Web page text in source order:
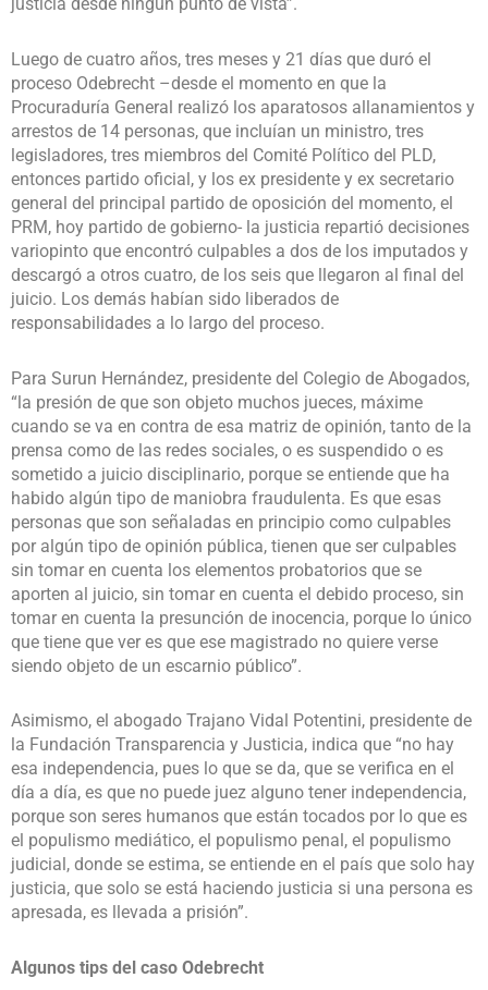
Luego de cuatro años, tres meses y 21 días que duró el
proceso Odebrecht –desde el momento en que la
Procuraduría General realizó los aparatosos allanamientos y
arrestos de 14 personas, que incluían un ministro, tres
legisladores, tres miembros del Comité Político del PLD,
entonces partido oficial, y los ex presidente y ex secretario
general del principal partido de oposición del momento, el
PRM, hoy partido de gobierno- la justicia repartió decisiones
variopinto que encontró culpables a dos de los imputados y
descargó a otros cuatro, de los seis que llegaron al final del
juicio. Los demás habían sido liberados de
responsabilidades a lo largo del proceso.
Para Surun Hernández, presidente del Colegio de Abogados,
“la presión de que son objeto muchos jueces, máxime
cuando se va en contra de esa matriz de opinión, tanto de la
prensa como de las redes sociales, o es suspendido o es
sometido a juicio disciplinario, porque se entiende que ha
habido algún tipo de maniobra fraudulenta. Es que esas
personas que son señaladas en principio como culpables
por algún tipo de opinión pública, tienen que ser culpables
sin tomar en cuenta los elementos probatorios que se
aporten al juicio, sin tomar en cuenta el debido proceso, sin
tomar en cuenta la presunción de inocencia, porque lo único
que tiene que ver es que ese magistrado no quiere verse
siendo objeto de un escarnio público”.
Asimismo, el abogado Trajano Vidal Potentini, presidente de
la Fundación Transparencia y Justicia, indica que “no hay
esa independencia, pues lo que se da, que se verifica en el
día a día, es que no puede juez alguno tener independencia,
porque son seres humanos que están tocados por lo que es
el populismo mediático, el populismo penal, el populismo
judicial, donde se estima, se entiende en el país que solo hay
justicia, que solo se está haciendo justicia si una persona es
apresada, es llevada a prisión”.
Algunos tips del caso Odebrecht